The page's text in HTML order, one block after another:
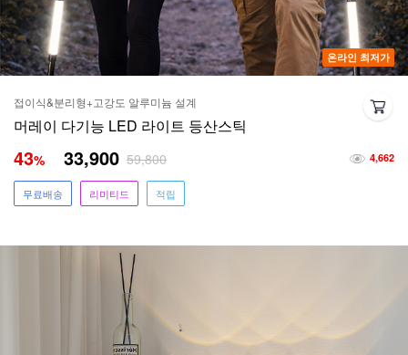
온라인 최저가
접이식&분리형+고강도 알루미늄 설계
머레이 다기능 LED 라이트 등산스틱
4,662
43% 33,900 59,800
무료배송 리미티드 적립